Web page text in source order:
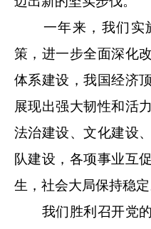
一年来，我们实
策，进一步全面深化
体系建设，我国经济
展现出强大韧性和活
法治建设、文化建设
队建设，各项事业互
生，社会大局保持稳定
我们胜利召开党的